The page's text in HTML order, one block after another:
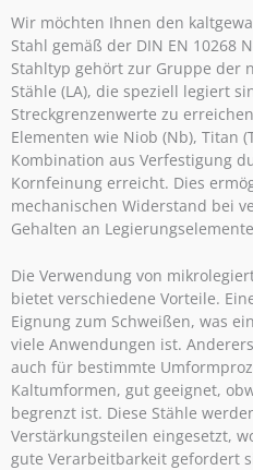
Wir möchten Ihnen den
Stahl gemäß der DIN EN 10268
Stahltyp gehört zur Gruppe der
Stähle (LA), die speziell legiert
Streckgrenzenwerte zu
Elementen wie Niob (Nb), Titan
Kombination aus Verfestigung
Kornfeinung erreicht. Dies
mechanischen Widerstand bei
Gehalten an
Die Verwendung von
bietet verschiedene Vorteile.
Eignung zum Schweißen, was
viele Anwendungen ist.
auch für bestimmte
Kaltumformen, gut geeignet,
begrenzt ist. Diese Stähle
Verstärkungsteilen eingesetzt,
gute Verarbeitbarkeit gefordert